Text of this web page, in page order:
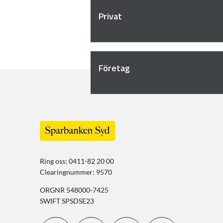
Privat
Företag
Ring oss: 0411-82 20 00
Clearingnummer: 9570
ORGNR 548000-7425
SWIFT SPSDSE23